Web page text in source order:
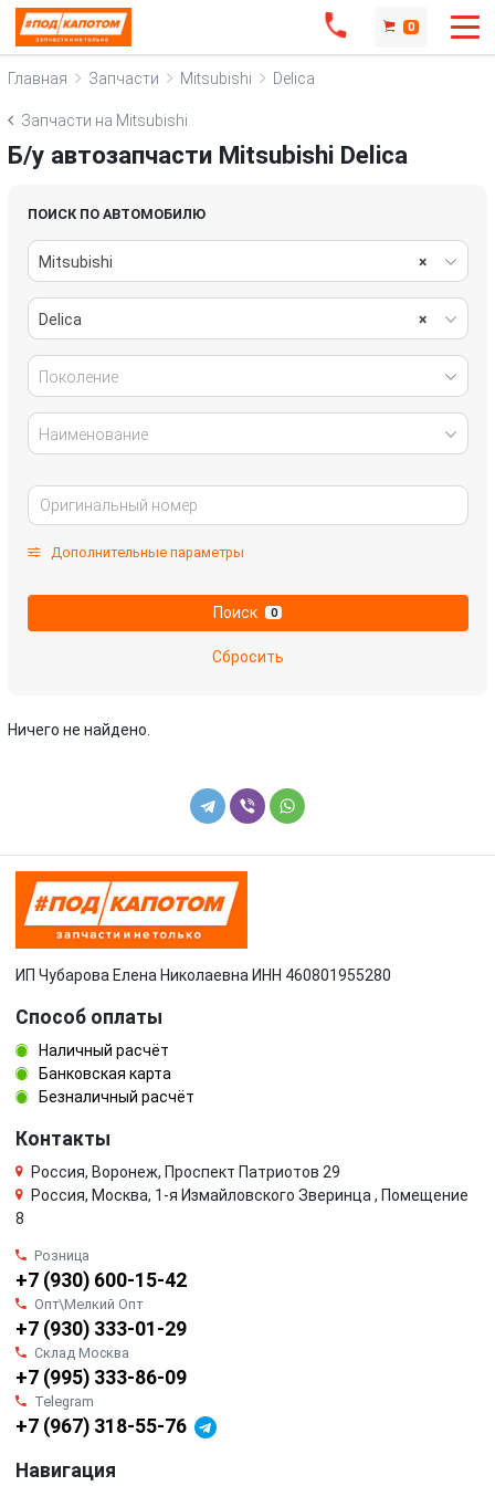
0
Главная Запчасти Mitsubishi Delica
Запчасти на Mitsubishi
Б/у автозапчасти Mitsubishi Delica
ПОИСК ПО АВТОМОБИЛЮ
×
Mitsubishi
×
Delica
Поколение
Наименование
Дополнительные параметры
Поиск 0
Сбросить
Ничего не найдено.
ИП Чубарова Елена Николаевна ИНН 460801955280
Способ оплаты
Наличный расчёт
Банковская карта
Безналичный расчёт
Контакты
Россия, Воронеж, Проспект Патриотов 29
Россия, Москва, 1-я Измайловского Зверинца , Помещение
8
Розница
+7 (930) 600-15-42
Опт\Мелкий Опт
+7 (930) 333-01-29
Склад Москва
+7 (995) 333-86-09
Telegram
+7 (967) 318-55-76
Навигация